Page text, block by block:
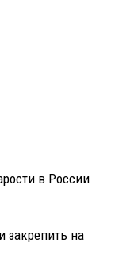
в России
закрепить на